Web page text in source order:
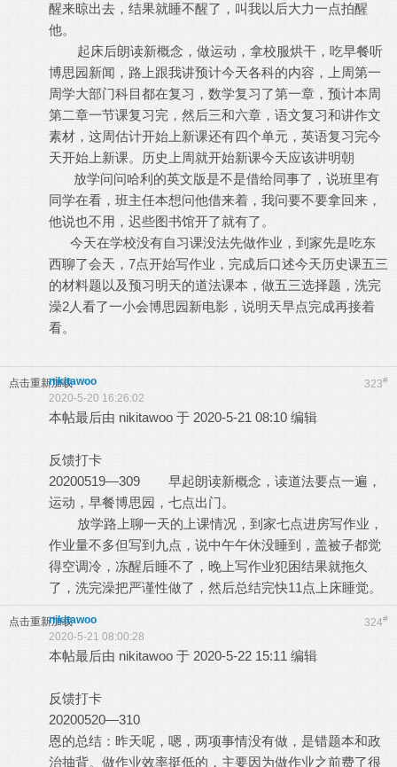
醒来晾出去，结果就睡不醒了，叫我以后大力一点拍醒
他。
起床后朗读新概念，做运动，拿校服烘干，吃早餐听
博思园新闻，路上跟我讲预计今天各科的内容，上周第一
周学大部门科目都在复习，数学复习了第一章，预计本周
第二章一节课复习完，然后三和六章，语文复习和讲作文
素材，这周估计开始上新课还有四个单元，英语复习完今
天开始上新课。历史上周就开始新课今天应该讲明朝
放学问问哈利的英文版是不是借给同事了，说班里有
同学在看，班主任本想问他借来着，我问要不要拿回来，
他说也不用，迟些图书馆开了就有了。
今天在学校没有自习课没法先做作业，到家先是吃东
西聊了会天，7点开始写作业，完成后口述今天历史课五三
的材料题以及预习明天的道法课本，做五三选择题，洗完
澡2人看了一小会博思园新电影，说明天早点完成再接着
看。
点击重新加载 323#
nikitawoo
2020-5-20 16:26:02
本帖最后由 nikitawoo 于 2020-5-21 08:10 编辑
反馈打卡
20200519—309 早起朗读新概念，读道法要点一遍，
运动，早餐博思园，七点出门。
放学路上聊一天的上课情况，到家七点进房写作业，
作业量不多但写到九点，说中午午休没睡到，盖被子都觉
得空调冷，冻醒后睡不了，晚上写作业犯困结果就拖久
了，洗完澡把严谨性做了，然后总结完快11点上床睡觉。
点击重新加载 324#
nikitawoo
2020-5-21 08:00:28
本帖最后由 nikitawoo 于 2020-5-22 15:11 编辑
反馈打卡
20200520—310
恩的总结：昨天呢，嗯，两项事情没有做，是错题本和政
治抽背。做作业效率挺低的，主要因为做作业之前费了很